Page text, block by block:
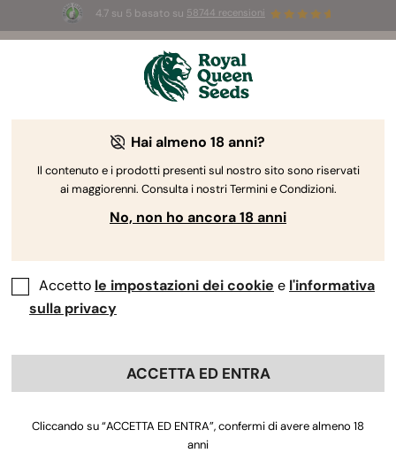
4.7 su 5 basato su 58744 recensioni
3 semi White Widow AutoGRATIS per i
The RQS Blog
Hai almeno 18 anni?
Il contenuto e i prodotti presenti sul nostro sito sono riservati
ai maggiorenni. Consulta i nostri Termini e Condizioni.
No, non ho ancora 18 anni
Accetto le impostazioni dei cookie e l'informativa
sulla privacy
ACCETTA ED ENTRA
Cliccando su “ACCETTA ED ENTRA”, confermi di avere almeno 18
anni